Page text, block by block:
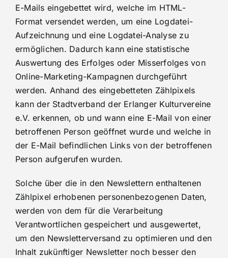
E-Mails eingebettet wird, welche im HTML-
Format versendet werden, um eine Logdatei-
Aufzeichnung und eine Logdatei-Analyse zu
ermöglichen. Dadurch kann eine statistische
Auswertung des Erfolges oder Misserfolges von
Online-Marketing-Kampagnen durchgeführt
werden. Anhand des eingebetteten Zählpixels
kann der Stadtverband der Erlanger Kulturvereine
e.V. erkennen, ob und wann eine E-Mail von einer
betroffenen Person geöffnet wurde und welche in
der E-Mail befindlichen Links von der betroffenen
Person aufgerufen wurden.
Solche über die in den Newslettern enthaltenen
Zählpixel erhobenen personenbezogenen Daten,
werden von dem für die Verarbeitung
Verantwortlichen gespeichert und ausgewertet,
um den Newsletterversand zu optimieren und den
Inhalt zukünftiger Newsletter noch besser den